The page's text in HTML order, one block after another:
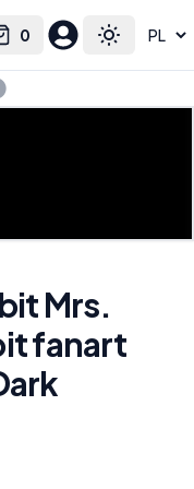
0
Cart Toggle
language
Mrs.
fanart